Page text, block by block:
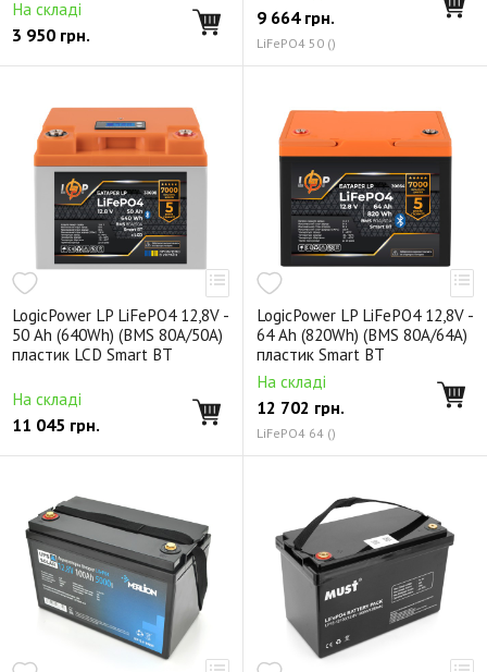
На складі
3 950 грн.
9 664грн.
LiFePO4 50 ()
LogicPower LP LiFePO4 12,8V -
50 Ah (640Wh) (BMS 80А/50A)
пластик LCD Smart BT
На складі
11 045 грн.
LogicPower LP LiFePO4 12,8V -
64 Ah (820Wh) (BMS 80A/64А)
пластик Smart BT
На складі
12 702 грн.
LiFePO4 64 ()